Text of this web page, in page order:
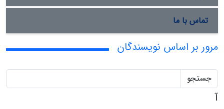
تماس با ما
مرور بر اساس نویسندگان
جستجو
آ